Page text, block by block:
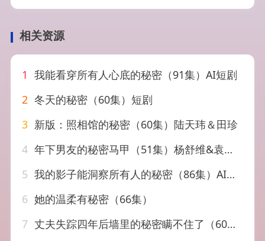
相关资源
1 我能看穿所有人心底的秘密（91集）AI短剧
2 冬天的秘密（60集）短剧
3 新版：照相馆的秘密（60集）陆天玮＆田珍
4 年下男友的秘密马甲（51集）杨舒维&袁莉娜
5 我的影子能洞察所有人的秘密（86集）AI短剧
6 她的温柔有秘密（66集）
7 丈夫失踪四年后墙里的秘密瞒不住了（60集）赵帅&金昊泽